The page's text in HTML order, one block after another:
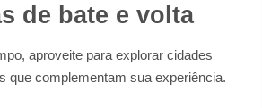
de bate e volta
aproveite para explorar cidades
que complementam sua experiência.